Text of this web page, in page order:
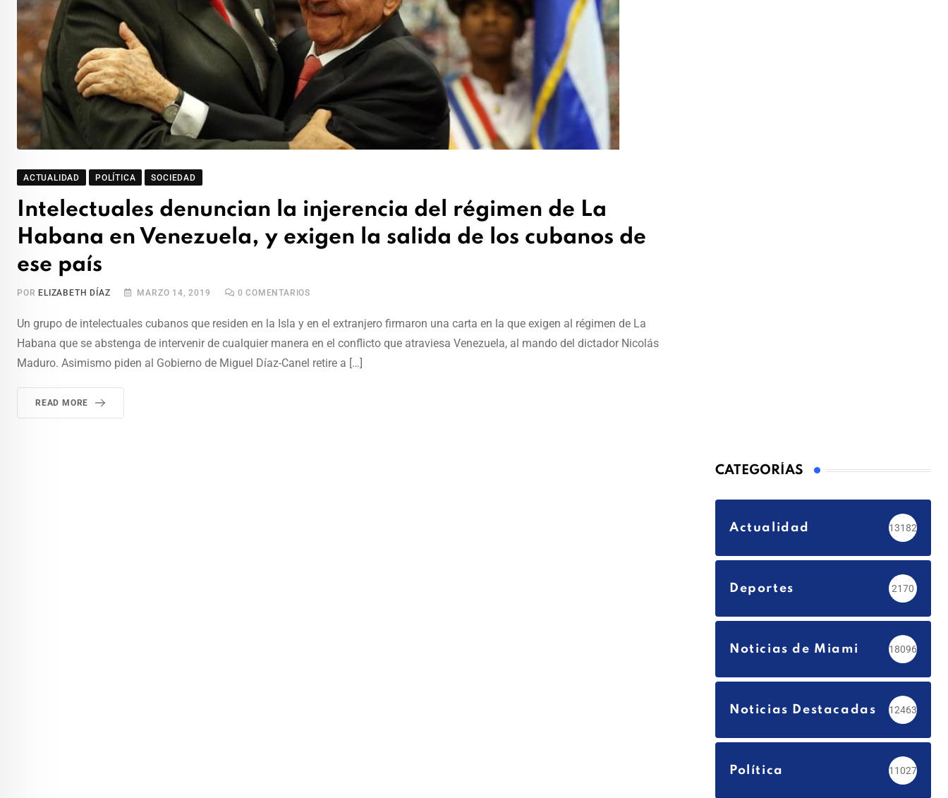
ACTUALIDAD POLÍTICA SOCIEDAD
Intelectuales denuncian la injerencia del régimen de La
Habana en Venezuela, y exigen la salida de los cubanos de
ese país
POR ELIZABETH DÍAZ MARZO 14, 2019 0 COMENTARIOS
Un grupo de intelectuales cubanos que residen en la Isla y en el extranjero firmaron una carta en la que exigen al régimen de La
Habana que se abstenga de intervenir de cualquier manera en el conflicto que atraviesa Venezuela, al mando del dictador Nicolás
Maduro. Asimismo piden al Gobierno de Miguel Díaz-Canel retire a […]
READ MORE
CATEGORÍAS
Actualidad 13182
Deportes 2170
Noticias de Miami 18096
Noticias Destacadas 12463
Política 11027